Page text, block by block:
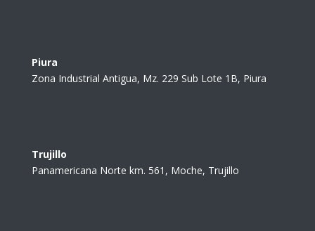
Piura
Zona Industrial Antigua, Mz. 229 Sub Lote 1B, Piura
Trujillo
Panamericana Norte km. 561, Moche, Trujillo